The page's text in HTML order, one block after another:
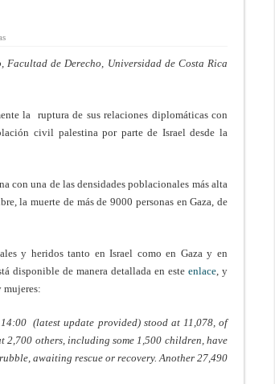
de Derecho, Universidad de Costa Rica
la ruptura de sus relaciones diplomáticas con
civil palestina por parte de Israel desde la
con una de las densidades poblacionales más alta
la muerte de más de 9000 personas en Gaza, de
y heridos tanto en Israel como en Gaza y en
disponible de manera detallada en este enlace , y
mujeres:
(latest update provided) stood at 11,078, of
2,700 others, including some 1,500 children, have
awaiting rescue or recovery. Another 27,490